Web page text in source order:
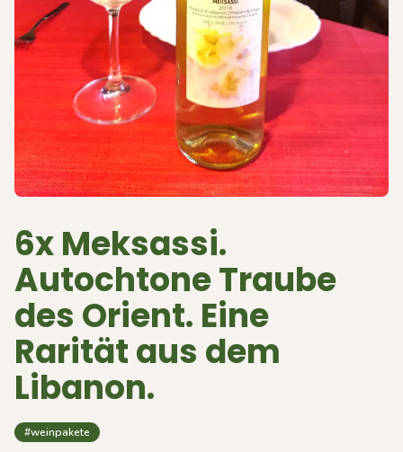
6x Meksassi.
Autochtone Traube
des Orient. Eine
Rarität aus dem
Libanon.
#weinpakete